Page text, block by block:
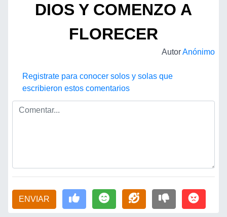
DIOS Y COMENZO A
FLORECER
AutorAnónimo
Registrate para conocer solos y solas que
escribieron estos comentarios
ENVIAR